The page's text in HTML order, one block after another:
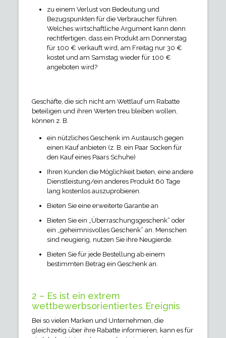
zu einem Verlust von Bedeutung und
Bezugspunkten für die Verbraucher führen.
Welches wirtschaftliche Argument kann denn
rechtfertigen, dass ein Produkt am Donnerstag
für 100 € verkauft wird, am Freitag nur 30 €
kostet und am Samstag wieder für 100 €
angeboten wird?
Geschäfte, die sich nicht am Wettlauf um Rabatte
beteiligen und ihren Werten treu bleiben wollen,
können z. B.
ein nützliches Geschenk im Austausch gegen
einen Kauf anbieten (z. B. ein Paar Socken für
den Kauf eines Paars Schuhe)
Ihren Kunden die Möglichkeit bieten, eine andere
Dienstleistung/ein anderes Produkt 60 Tage
lang kostenlos auszuprobieren.
Bieten Sie eine erweiterte Garantie an
Bieten Sie ein „Überraschungsgeschenk“ oder
ein „geheimnisvolles Geschenk“ an. Menschen
sind neugierig, nutzen Sie ihre Neugierde.
Bieten Sie für jede Bestellung ab einem
bestimmten Betrag ein Geschenk an.
2 – Es ist ein extrem
wettbewerbsorientiertes Ereignis
Bei so vielen Marken und Unternehmen, die
gleichzeitig über ihre Rabatte informieren, kann es für